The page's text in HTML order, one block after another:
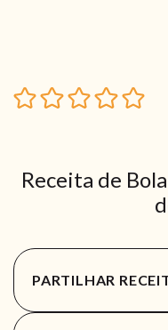
Receita de
PARTILHAR